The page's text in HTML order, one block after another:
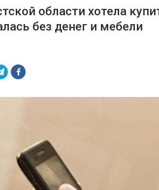
области хотела
без денег и мебели